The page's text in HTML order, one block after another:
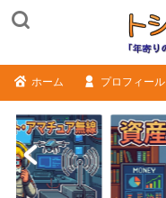
ホーム プロフィール